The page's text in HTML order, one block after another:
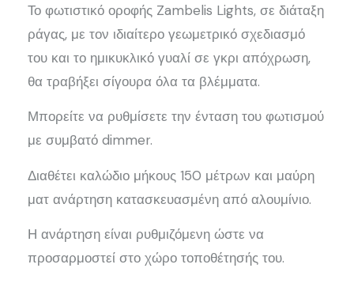
Το φωτιστικό οροφής Zambelis Lights, σε διάταξη
ράγας, με τον ιδιαίτερο γεωμετρικό σχεδιασμό
του και το ημικυκλικό γυαλί σε γκρι απόχρωση,
θα τραβήξει σίγουρα όλα τα βλέμματα.
Μπορείτε να ρυθμίσετε την ένταση του φωτισμού
με συμβατό dimmer.
Διαθέτει καλώδιο μήκους 150 μέτρων και μαύρη
ματ ανάρτηση κατασκευασμένη από αλουμίνιο.
Η ανάρτηση είναι ρυθμιζόμενη ώστε να
προσαρμοστεί στο χώρο τοποθέτησής του.